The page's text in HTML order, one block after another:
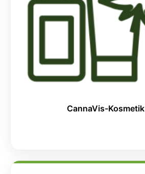
CannaVis-Kosmetik